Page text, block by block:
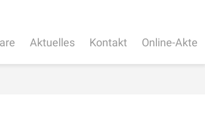
Aktuelles Kontakt Online-Akte